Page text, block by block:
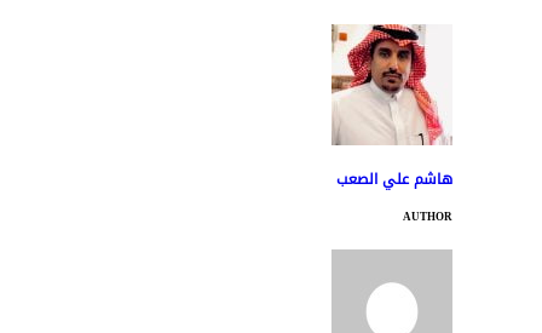
هاشم علي الصعب
AUTHOR